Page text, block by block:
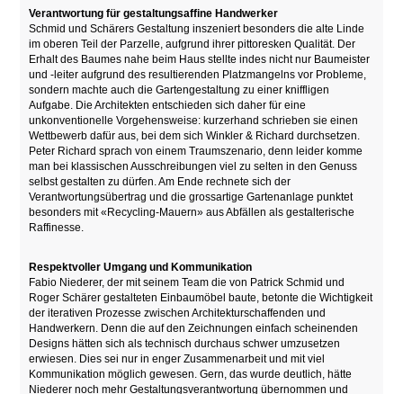
Verantwortung für gestaltungsaffine Handwerker
Schmid und Schärers Gestaltung inszeniert besonders die alte Linde
im oberen Teil der Parzelle, aufgrund ihrer pittoresken Qualität. Der
Erhalt des Baumes nahe beim Haus stellte indes nicht nur Baumeister
und -leiter aufgrund des resultierenden Platzmangelns vor Probleme,
sondern machte auch die Gartengestaltung zu einer kniffligen
Aufgabe. Die Architekten entschieden sich daher für eine
unkonventionelle Vorgehensweise: kurzerhand schrieben sie einen
Wettbewerb dafür aus, bei dem sich Winkler & Richard durchsetzen.
Peter Richard sprach von einem Traumszenario, denn leider komme
man bei klassischen Ausschreibungen viel zu selten in den Genuss
selbst gestalten zu dürfen. Am Ende rechnete sich der
Verantwortungsübertrag und die grossartige Gartenanlage punktet
besonders mit «Recycling-Mauern» aus Abfällen als gestalterische
Raffinesse.
Respektvoller Umgang und Kommunikation
Fabio Niederer, der mit seinem Team die von Patrick Schmid und
Roger Schärer gestalteten Einbaumöbel baute, betonte die Wichtigkeit
der iterativen Prozesse zwischen Architekturschaffenden und
Handwerkern. Denn die auf den Zeichnungen einfach scheinenden
Designs hätten sich als technisch durchaus schwer umzusetzen
erwiesen. Dies sei nur in enger Zusammenarbeit und mit viel
Kommunikation möglich gewesen. Gern, das wurde deutlich, hätte
Niederer noch mehr Gestaltungsverantwortung übernommen und